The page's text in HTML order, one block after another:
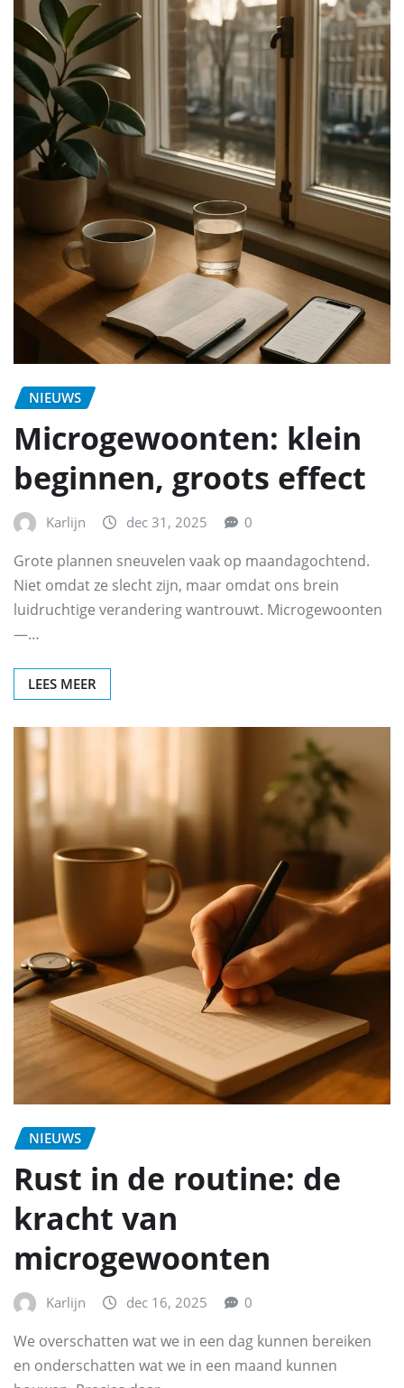
NIEUWS
Microgewoonten: klein
beginnen, groots effect
Karlijn dec 31, 2025 0
Grote plannen sneuvelen vaak op maandagochtend.
Niet omdat ze slecht zijn, maar omdat ons brein
luidruchtige verandering wantrouwt. Microgewoonten
—…
LEES MEER
NIEUWS
Rust in de routine: de
kracht van
microgewoonten
Karlijn dec 16, 2025 0
We overschatten wat we in een dag kunnen bereiken
en onderschatten wat we in een maand kunnen